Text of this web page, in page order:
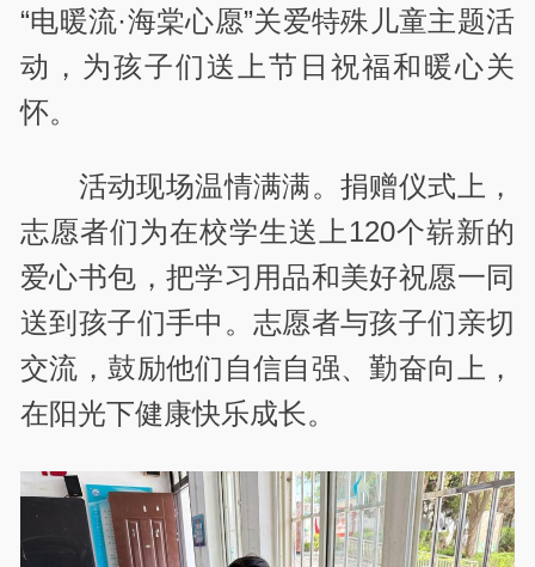
“电暖流·海棠心愿”关爱特殊儿童主题活
动，为孩子们送上节日祝福和暖心关
怀。
活动现场温情满满。捐赠仪式上，
志愿者们为在校学生送上120个崭新的
爱心书包，把学习用品和美好祝愿一同
送到孩子们手中。志愿者与孩子们亲切
交流，鼓励他们自信自强、勤奋向上，
在阳光下健康快乐成长。